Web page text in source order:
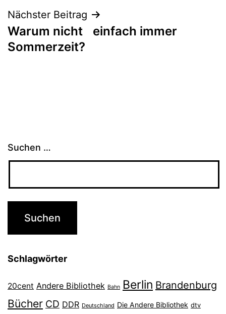
Nächster Beitrag
Warum nicht einfach immer
Sommerzeit?
Suchen …
Schlagwörter
20cent Andere Bibliothek Bahn Berlin Brandenburg
Bücher CD DDR Deutschland Die Andere Bibliothek dtv